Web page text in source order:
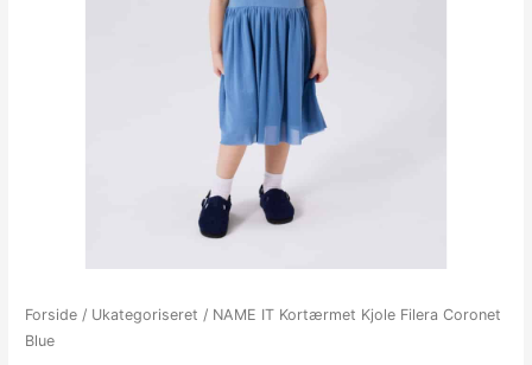
Forside / Ukategoriseret / NAME IT Kortærmet Kjole Filera Coronet
Blue